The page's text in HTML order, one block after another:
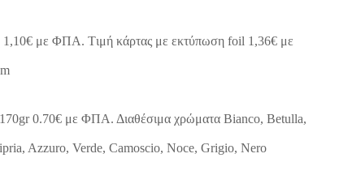
1,10€ με ΦΠΑ. Tιμή κάρτας με εκτύπωση foil 1,36€ με
0.70€ με ΦΠΑ. Διαθέσιμα χρώματα Bianco, Betulla,
Azzuro, Verde, Camoscio, Noce, Grigio, Nero